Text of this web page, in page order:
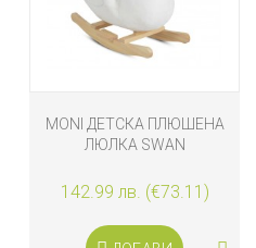
MONI ДЕТСКА ПЛЮШЕНА
ЛЮЛКА SWAN
142.99 лв. (€73.11)